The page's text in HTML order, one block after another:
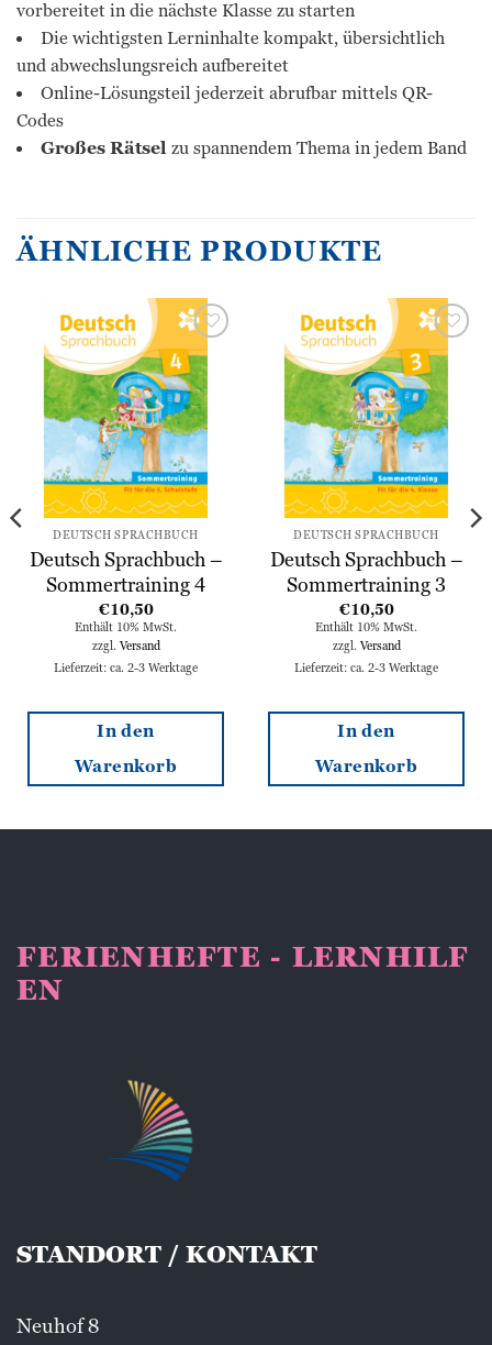
vorbereitet in die nächste Klasse zu starten
Die wichtigsten Lerninhalte kompakt, übersichtlich
und abwechslungsreich aufbereitet
Online-Lösungsteil jederzeit abrufbar mittels QR-
Codes
Großes Rätselzu spannendem Thema in jedem Band
ÄHNLICHE PRODUKTE
Zur
Wunschliste
hinzufügen
DEUTSCH SPRACHBUCH
Deutsch Sprachbuch –
Sommertraining 4
€10,50
Enthält 10% MwSt.
zzgl. Versand
Lieferzeit: ca. 2-3 Werktage
In den
Warenkorb
Zur
Wunschliste
hinzufügen
DEUTSCH SPRACHBUCH
Deutsch Sprachbuch –
Sommertraining 3
€10,50
Enthält 10% MwSt.
zzgl. Versand
Lieferzeit: ca. 2-3 Werktage
In den
Warenkorb
FERIENHEFTE - LERNHILF
EN
STANDORT / KONTAKT
Neuhof 8